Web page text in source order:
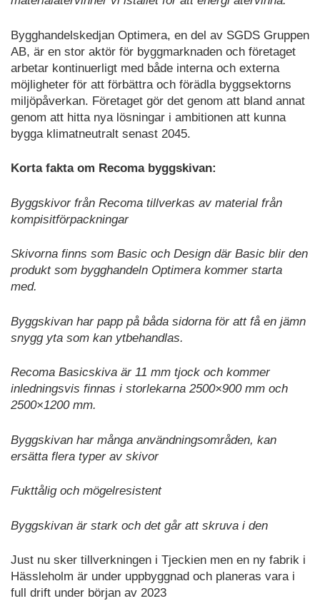
Bygghandelskedjan Optimera, en del av SGDS Gruppen
AB, är en stor aktör för byggmarknaden och företaget
arbetar kontinuerligt med både interna och externa
möjligheter för att förbättra och förädla byggsektorns
miljöpåverkan. Företaget gör det genom att bland annat
genom att hitta nya lösningar i ambitionen att kunna
bygga klimatneutralt senast 2045.
Korta fakta om Recoma byggskivan:
Byggskivor från Recoma tillverkas av material från
kompisitförpackningar
Skivorna finns som Basic och Design där Basic blir den
produkt som bygghandeln Optimera kommer starta
med.
Byggskivan har papp på båda sidorna för att få en jämn
snygg yta som kan ytbehandlas.
Recoma Basicskiva är 11 mm tjock och kommer
inledningsvis finnas i storlekarna 2500×900 mm och
2500×1200 mm.
Byggskivan har många användningsområden, kan
ersätta flera typer av skivor
Fukttålig och mögelresistent
Byggskivan är stark och det går att skruva i den
Just nu sker tillverkningen i Tjeckien men en ny fabrik i
Hässleholm är under uppbyggnad och planeras vara i
full drift under början av 2023